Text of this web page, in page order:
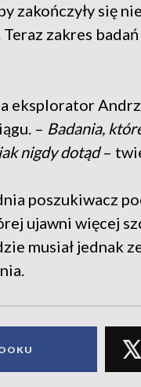
zakończyły się
zakres
eksplorator
– Badania,
nigdy dotąd–
poszukiwacz
ujawni więcej
musiał jednak